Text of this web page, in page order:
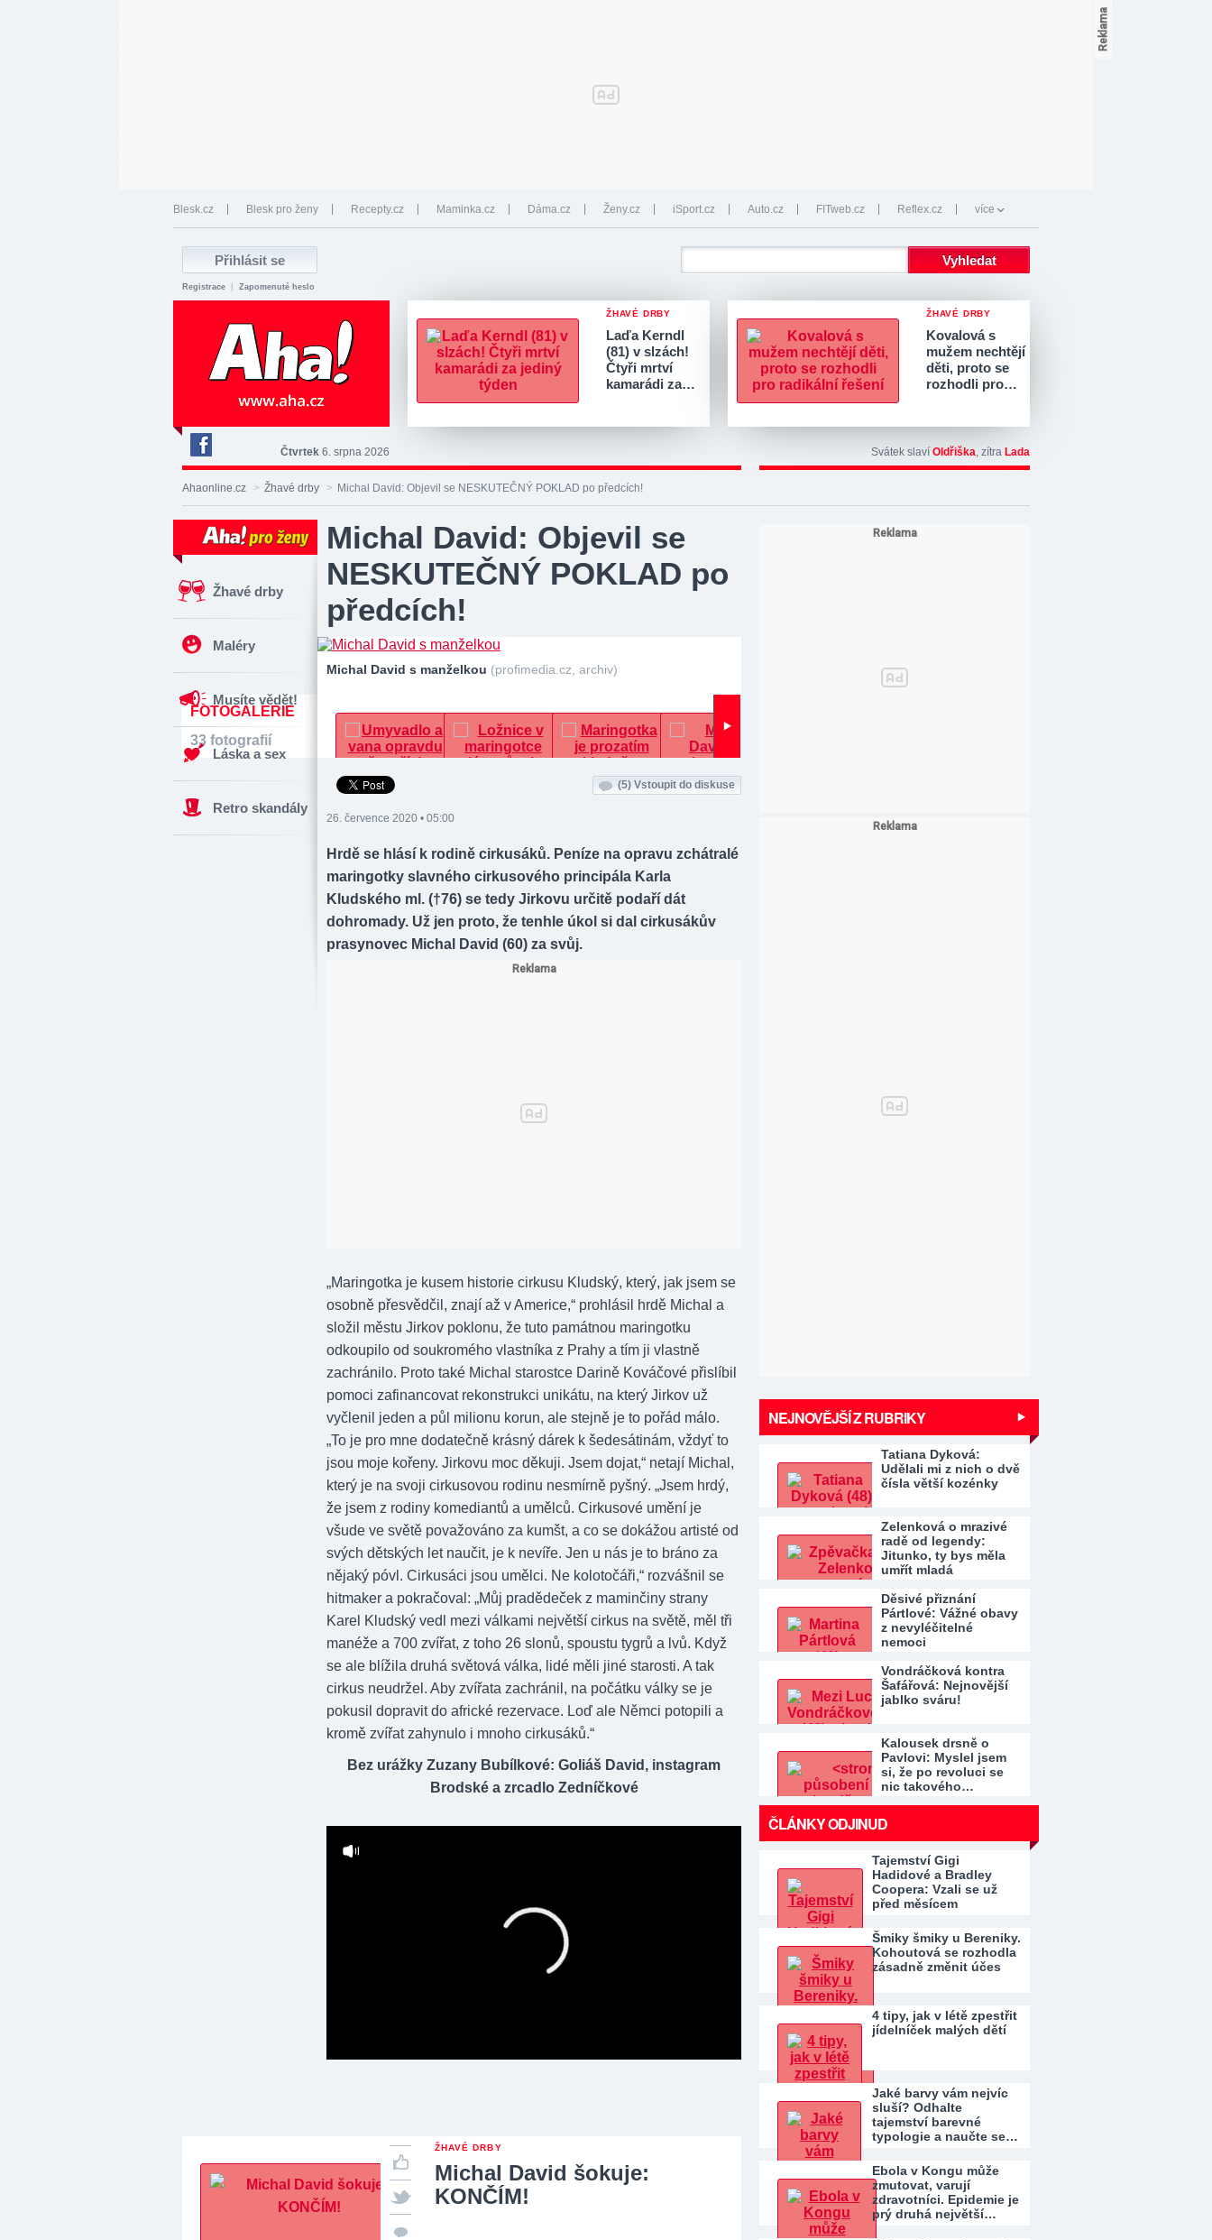
Blesk.cz Blesk pro ženy Recepty.cz Maminka.cz Dáma.cz Ženy.cz iSport.cz Auto.cz FITweb.cz Reflex.cz více
Registrace Zapomenuté heslo
ŽHAVÉ DRBY
Laďa Kerndl
(81) v slzách!
Čtyři mrtví
kamarádi za…
ŽHAVÉ DRBY
Kovalová s
mužem nechtějí
děti, proto se
rozhodli pro…
Deník
Aha!
na
Čtvrtek 6. srpna 2026 Svátek slaví Oldřiška, zítra Lada
Ahaonline.cz > Žhavé drby > Michal David: Objevil se NESKUTEČNÝ POKLAD po předcích!
Žhavé drby
Maléry
Musíte vědět!
Láska a sex
Retro skandály
Michal David: Objevil se
NESKUTEČNÝ POKLAD po
předcích!
Michal David s manželkou (profimedia.cz, archiv)
FOTOGALERIE
33 fotografií
(5) Vstoupit do diskuse
26. července 2020 • 05:00
Hrdě se hlásí k rodině cirkusáků. Peníze na opravu zchátralé
maringotky slavného cirkusového principála Karla
Kludského ml. (†76) se tedy Jirkovu určitě podaří dát
dohromady. Už jen proto, že tenhle úkol si dal cirkusákův
prasynovec Michal David (60) za svůj.
„Maringotka je kusem historie cirkusu Kludský, který, jak jsem se
osobně přesvědčil, znají až v Americe,“ prohlásil hrdě Michal a
složil městu Jirkov poklonu, že tuto památnou maringotku
odkoupilo od soukromého vlastníka z Prahy a tím ji vlastně
zachránilo. Proto také Michal starostce Darině Kováčové přislíbil
pomoci zafinancovat rekonstrukci unikátu, na který Jirkov už
vyčlenil jeden a půl milionu korun, ale stejně je to pořád málo.
„To je pro mne dodatečně krásný dárek k šedesátinám, vždyť to
jsou moje kořeny. Jirkovu moc děkuji. Jsem dojat,“ netají Michal,
který je na svoji cirkusovou rodinu nesmírně pyšný. „Jsem hrdý,
že jsem z rodiny komediantů a umělců. Cirkusové umění je
všude ve světě považováno za kumšt, a co se dokážou artisté od
svých dětských let naučit, je k nevíře. Jen u nás je to bráno za
nějaký póvl. Cirkusáci jsou umělci. Ne kolotočáři,“ rozvášnil se
hitmaker a pokračoval: „Můj pradědeček z maminčiny strany
Karel Kludský vedl mezi válkami největší cirkus na světě, měl tři
manéže a 700 zvířat, z toho 26 slonů, spoustu tygrů a lvů. Když
se ale blížila druhá světová válka, lidé měli jiné starosti. A tak
cirkus neudržel. Aby zvířata zachránil, na počátku války se je
pokusil dopravit do africké rezervace. Loď ale Němci potopili a
kromě zvířat zahynulo i mnoho cirkusáků.“
Bez urážky Zuzany Bubílkové: Goliáš David, instagram
Brodské a zrcadlo Zedníčkové
ŽHAVÉ DRBY
Michal David šokuje:
KONČÍM!
NEJNOVĚJŠÍ Z RUBRIKY
Tatiana Dyková:
Udělali mi z nich o dvě
čísla větší kozénky
Zelenková o mrazivé
radě od legendy:
Jitunko, ty bys měla
umřít mladá
Děsivé přiznání
Pártlové: Vážné obavy
z nevyléčitelné
nemoci
Vondráčková kontra
Šafářová: Nejnovější
jablko sváru!
Kalousek drsně o
Pavlovi: Myslel jsem
si, že po revoluci se
nic takového…
ČLÁNKY ODJINUD
Tajemství Gigi
Hadidové a Bradley
Coopera: Vzali se už
před měsícem
Šmiky šmiky u Bereniky.
Kohoutová se rozhodla
zásadně změnit účes
4 tipy, jak v létě zpestřit
jídelníček malých dětí
Jaké barvy vám nejvíc
sluší? Odhalte
tajemství barevné
typologie a naučte se…
Ebola v Kongu může
zmutovat, varují
zdravotníci. Epidemie je
prý druhá největší…